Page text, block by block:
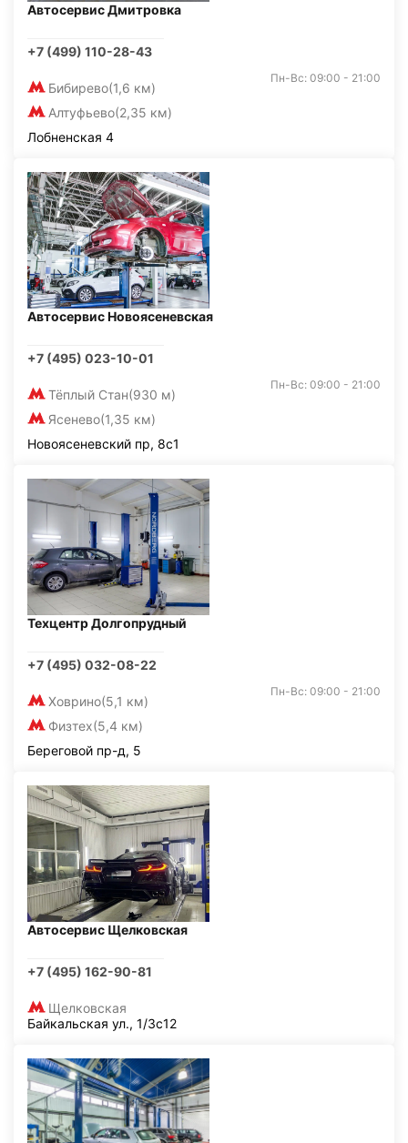
Автосервис Дмитровка
+7 (499) 110-28-43
Бибирево(1,6 км)
Алтуфьево(2,35 км)
Пн-Вс: 09:00 - 21:00
Лобненская 4
Автосервис Новоясеневская
+7 (495) 023-10-01
Тёплый Стан(930 м)
Ясенево(1,35 км)
Пн-Вс: 09:00 - 21:00
Новоясеневский пр, 8с1
Техцентр Долгопрудный
+7 (495) 032-08-22
Ховрино(5,1 км)
Физтех(5,4 км)
Пн-Вс: 09:00 - 21:00
Береговой пр-д, 5
Автосервис Щелковская
+7 (495) 162-90-81
Щелковская
Байкальская ул., 1/3с12